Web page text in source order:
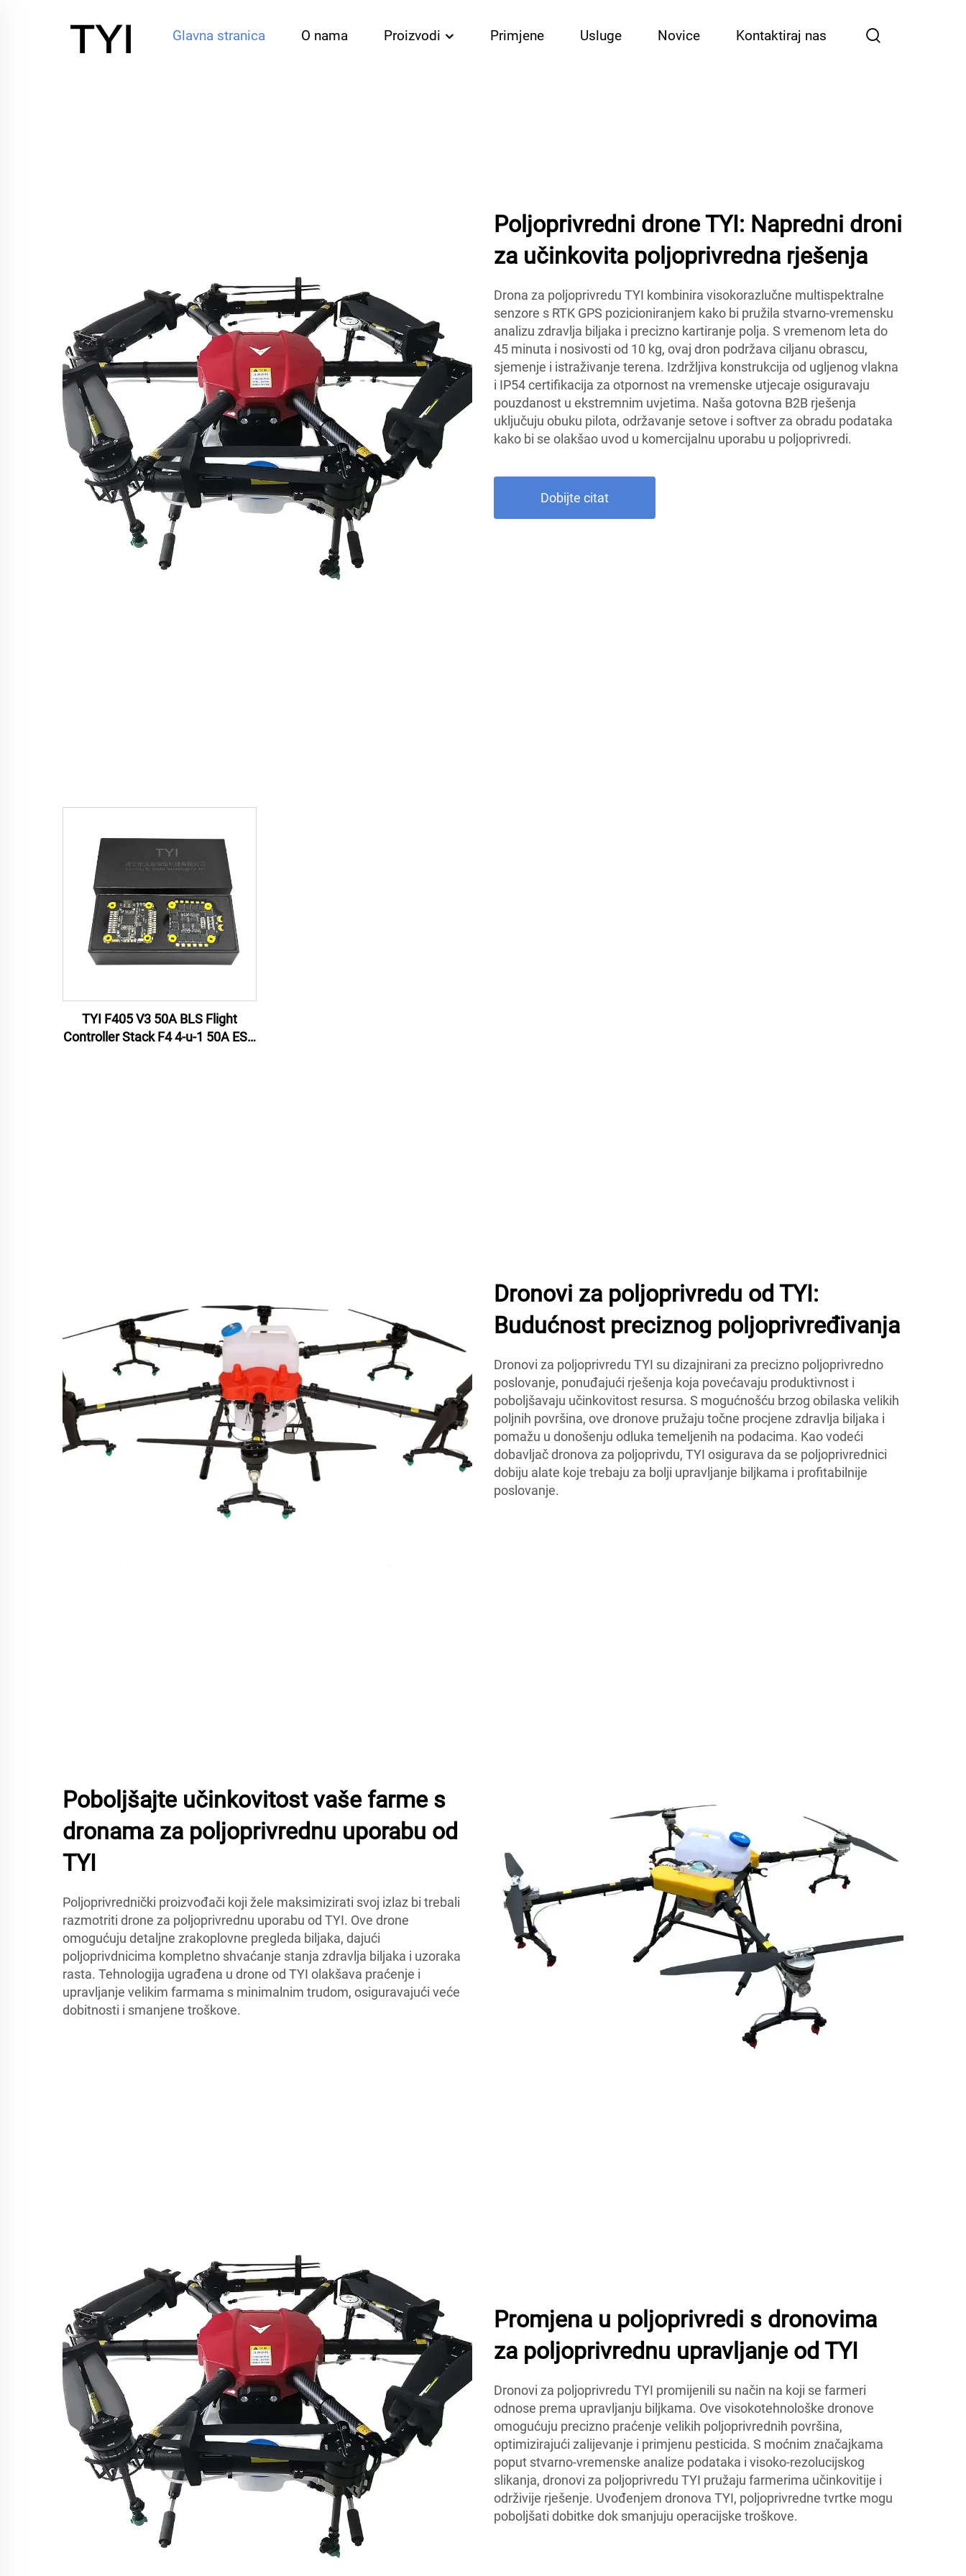
Glavna stranica O nama Proizvodi Primjene Usluge Novice Kontaktiraj nas
Poljoprivredni drone TYI: Napredni droni
za učinkovita poljoprivredna rješenja
Drona za poljoprivredu TYI kombinira visokorazlučne multispektralne
senzore s RTK GPS pozicioniranjem kako bi pružila stvarno-vremensku
analizu zdravlja biljaka i precizno kartiranje polja. S vremenom leta do
45 minuta i nosivosti od 10 kg, ovaj dron podržava ciljanu obrascu,
sjemenje i istraživanje terena. Izdržljiva konstrukcija od ugljenog vlakna
i IP54 certifikacija za otpornost na vremenske utjecaje osiguravaju
pouzdanost u ekstremnim uvjetima. Naša gotovna B2B rješenja
uključuju obuku pilota, održavanje setove i softver za obradu podataka
kako bi se olakšao uvod u komercijalnu uporabu u poljoprivredi.
Dobijte citat
TYI F405 V3 50A BLS Flight
Controller Stack F4 4-u-1 50A ESC
Dronovi za poljoprivredu od TYI:
Budućnost preciznog poljoprivređivanja
Dronovi za poljoprivredu TYI su dizajnirani za precizno poljoprivredno
poslovanje, ponuđajući rješenja koja povećavaju produktivnost i
poboljšavaju učinkovitost resursa. S mogućnošću brzog obilaska velikih
poljnih površina, ove dronove pružaju točne procjene zdravlja biljaka i
pomažu u donošenju odluka temeljenih na podacima. Kao vodeći
dobavljač dronova za poljoprivdu, TYI osigurava da se poljoprivrednici
dobiju alate koje trebaju za bolji upravljanje biljkama i profitabilnije
poslovanje.
Poboljšajte učinkovitost vaše farme s
dronama za poljoprivrednu uporabu od
TYI
Poljoprivrednički proizvođači koji žele maksimizirati svoj izlaz bi trebali
razmotriti drone za poljoprivrednu uporabu od TYI. Ove drone
omogućuju detaljne zrakoplovne pregleda biljaka, dajući
poljoprivdnicima kompletno shvaćanje stanja zdravlja biljaka i uzoraka
rasta. Tehnologija ugrađena u drone od TYI olakšava praćenje i
upravljanje velikim farmama s minimalnim trudom, osiguravajući veće
dobitnosti i smanjene troškove.
Promjena u poljoprivredi s dronovima
za poljoprivrednu upravljanje od TYI
Dronovi za poljoprivredu TYI promijenili su način na koji se farmeri
odnose prema upravljanju biljkama. Ove visokotehnološke dronove
omogućuju precizno praćenje velikih poljoprivrednih površina,
optimizirajući zalijevanje i primjenu pesticida. S moćnim značajkama
poput stvarno-vremenske analize podataka i visoko-rezolucijskog
slikanja, dronovi za poljoprivredu TYI pružaju farmerima učinkovitije i
održivije rješenje. Uvođenjem dronova TYI, poljoprivredne tvrtke mogu
poboljšati dobitke dok smanjuju operacijske troškove.